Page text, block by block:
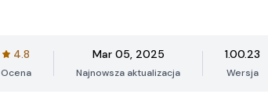
4.8
Ocena
Mar 05, 2025
Najnowsza aktualizacja
1.00.23
Wersja